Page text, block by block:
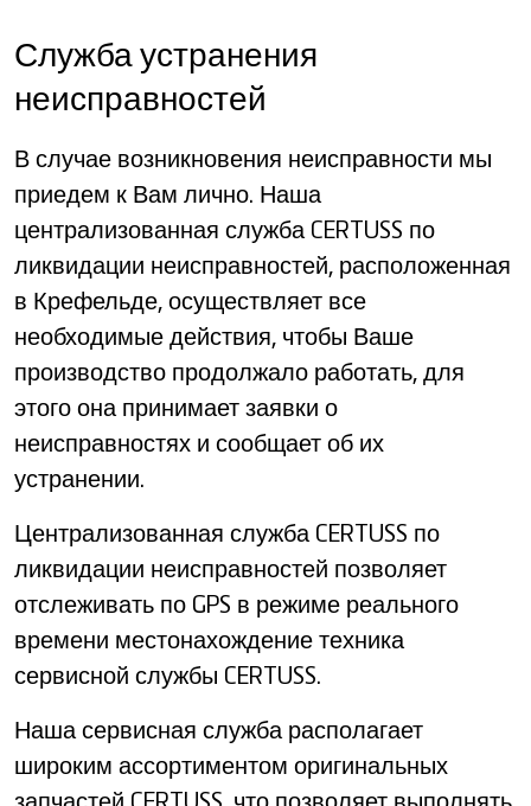
Служба устранения
неисправностей
В случае возникновения неисправности мы
приедем к Вам лично. Наша
централизованная служба CERTUSS по
ликвидации неисправностей, расположенная
в Крефельде, осуществляет все
необходимые действия, чтобы Ваше
производство продолжало работать, для
этого она принимает заявки о
неисправностях и сообщает об их
устранении.
Централизованная служба CERTUSS по
ликвидации неисправностей позволяет
отслеживать по GPS в режиме реального
времени местонахождение техника
сервисной службы CERTUSS.
Наша сервисная служба располагает
широким ассортиментом оригинальных